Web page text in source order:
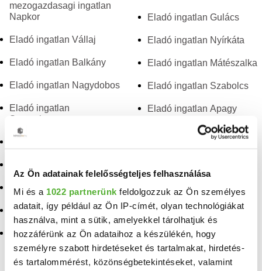
Az Ön adatainak felelősségteljes felhasználása
Mi és a 1022 partnerünk feldolgozzuk az Ön személyes
adatait, így például az Ön IP-címét, olyan technológiákat
használva, mint a sütik, amelyekkel tárolhatjuk és
hozzáférünk az Ön adataihoz a készülékén, hogy
személyre szabott hirdetéseket és tartalmakat, hirdetés-
és tartalommérést, közönségbetekintéseket, valamint
mezogazdasagi ingatlan
Napkor
Eladó ingatlan Vállaj
Eladó ingatlan Balkány
Eladó ingatlan Nagydobos
Eladó ingatlan
Szorgalmatos
Eladó ingatlan Kékcse
Eladó ingatlan Beszterec
Eladó ingatlan Ilk
Eladó ingatlan Gulács
Eladó ingatlan Nyírkáta
Eladó ingatlan Mátészalka
Eladó ingatlan Szabolcs
Eladó ingatlan Apagy
Eladó ingatlan Szakoly
Eladó ingatlan
Baktalórántháza
Eladó ingatlan Kótaj
TELEFONSZÁM FELFEDÉSE